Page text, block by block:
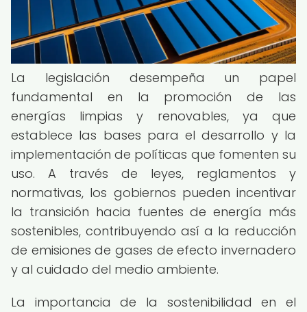
La legislación desempeña un papel
fundamental en la promoción de las
energías limpias y renovables, ya que
establece las bases para el desarrollo y la
implementación de políticas que fomenten su
uso. A través de leyes, reglamentos y
normativas, los gobiernos pueden incentivar
la transición hacia fuentes de energía más
sostenibles, contribuyendo así a la reducción
de emisiones de gases de efecto invernadero
y al cuidado del medio ambiente.
La importancia de la sostenibilidad en el